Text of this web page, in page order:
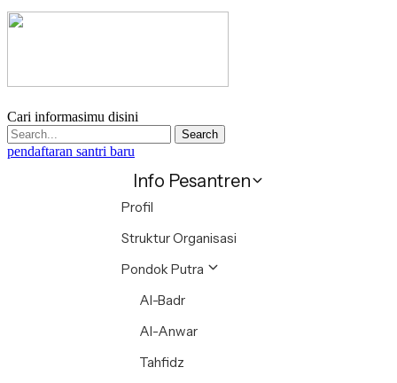
Cari informasimu disini
Search
pendaftaran santri baru
Info Pesantren
Profil
Struktur Organisasi
Pondok Putra
Al-Badr
Al-Anwar
Tahfidz